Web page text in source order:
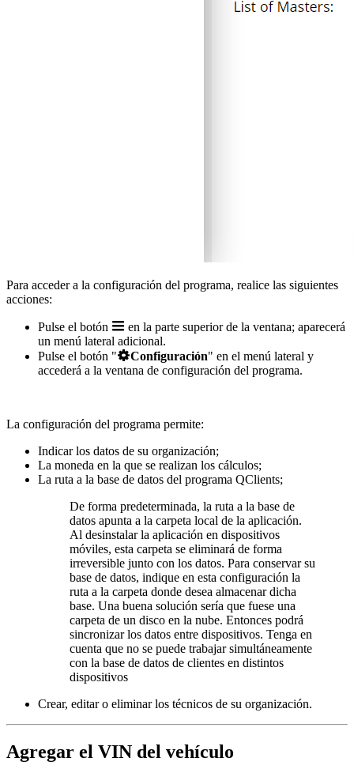
Para acceder a la configuración del programa, realice las siguientes
acciones:
Pulse el botón
en la parte superior de la ventana; aparecerá
un menú lateral adicional.
Pulse el botón "
Configuración" en el menú lateral y
accederá a la ventana de configuración del programa.
La configuración del programa permite:
Indicar los datos de su organización;
La moneda en la que se realizan los cálculos;
La ruta a la base de datos del programa QClients;
De forma predeterminada, la ruta a la base de
datos apunta a la carpeta local de la aplicación.
Al desinstalar la aplicación en dispositivos
móviles, esta carpeta se eliminará de forma
irreversible junto con los datos. Para conservar su
base de datos, indique en esta configuración la
ruta a la carpeta donde desea almacenar dicha
base. Una buena solución sería que fuese una
carpeta de un disco en la nube. Entonces podrá
sincronizar los datos entre dispositivos. Tenga en
cuenta que no se puede trabajar simultáneamente
con la base de datos de clientes en distintos
dispositivos
Crear, editar o eliminar los técnicos de su organización.
Agregar el VIN del vehículo